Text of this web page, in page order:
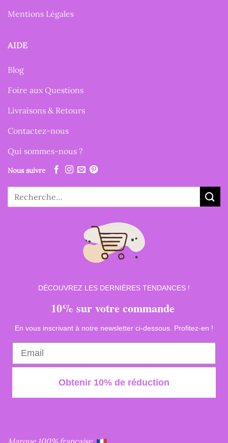
Mentions Légales
AIDE
Blog
Foire aux Questions
Livraisons & Retours
Contactez-nous
Qui sommes-nous ?
Nous suivre
Recherche
pour :
DÉCOUVREZ LES DERNIÈRES TENDANCES !
10% sur votre commande
En vous inscrivant à notre newsletter ci-dessous. Profitez-en !
Obtenir 10% de réduction